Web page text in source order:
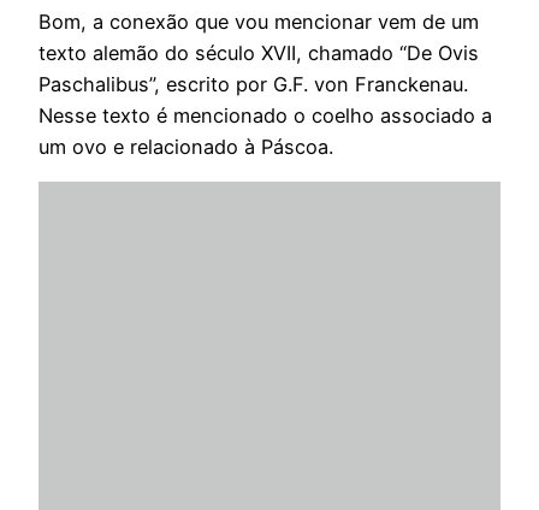
Bom, a conexão que vou mencionar vem de um
texto alemão do século XVII, chamado “De Ovis
Paschalibus”, escrito por G.F. von Franckenau.
Nesse texto é mencionado o coelho associado a
um ovo e relacionado à Páscoa.